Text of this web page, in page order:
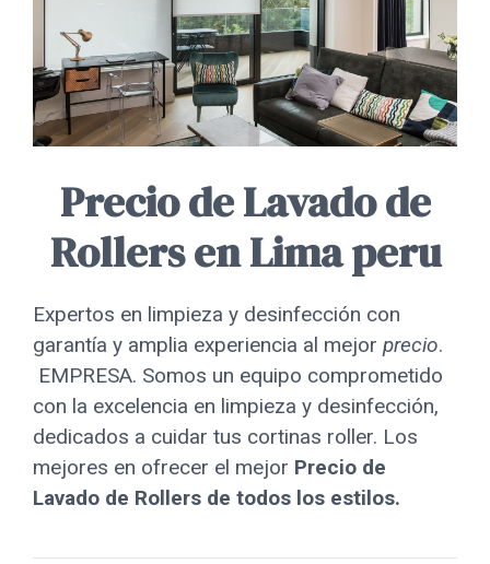
Precio de Lavado de
Rollers en Lima peru
Expertos en limpieza y desinfección con
garantía y amplia experiencia al mejor precio.
EMPRESA. Somos un equipo comprometido
con la excelencia en limpieza y desinfección,
dedicados a cuidar tus cortinas roller. Los
mejores en ofrecer el mejor Precio de
Lavado de Rollers de todos los estilos.